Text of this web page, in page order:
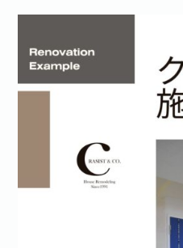
ブログ
会社案内
お問い合わせ·資料請求